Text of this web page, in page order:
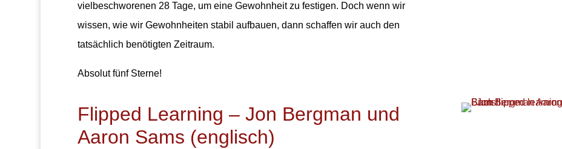
vielbeschworenen 28 Tage, um eine Gewohnheit zu festigen. Doch wenn wir
wissen, wie wir Gewohnheiten stabil aufbauen, dann schaffen wir auch den
tatsächlich benötigten Zeitraum.
Absolut fünf Sterne!
Flipped Learning – Jon Bergman und
Aaron Sams (englisch)